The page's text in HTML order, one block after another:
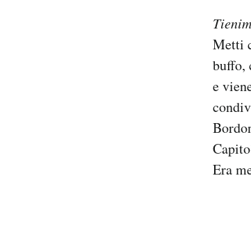
Metti
buffo,
e
Era